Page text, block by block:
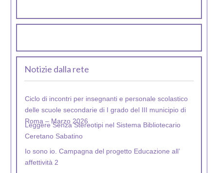
Notizie dalla rete
Ciclo di incontri per insegnanti e personale scolastico
delle scuole secondarie di I grado del III municipio di
Roma – Marzo 2026
Leggere Senza Stereotipi nel Sistema Bibliotecario
Ceretano Sabatino
Io sono io. Campagna del progetto Educazione all’
affettività 2